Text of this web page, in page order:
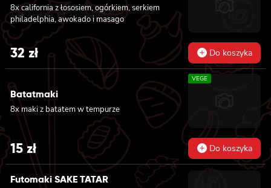
8x california z łososiem, ogórkiem, serkiem
philadelphia, awokado i masago
32zł Do koszyka
Batatmaki
8x maki z batatem w tempurze
VEGE
15zł Do koszyka
Futomaki SAKE TATAR